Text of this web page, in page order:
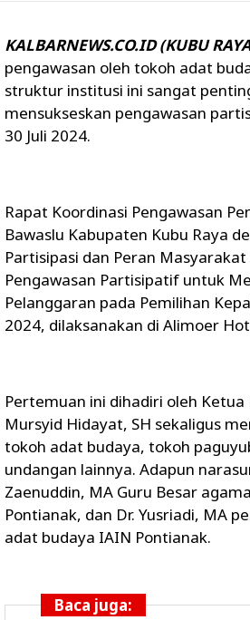
KALBARNEWS.CO.ID (KUBU
pengawasan oleh tokoh adat
struktur institusi ini sangat
mensukseskan pengawasan
30 Juli 2024.
Rapat Koordinasi Pengawasan
Bawaslu Kabupaten Kubu Raya
Partisipasi dan Peran
Pengawasan Partisipatif untuk
Pelanggaran pada Pemilihan
2024, dilaksanakan di Alimoer
Pertemuan ini dihadiri oleh Ketua
Mursyid Hidayat, SH sekaligus
tokoh adat budaya, tokoh
undangan lainnya. Adapun
Zaenuddin, MA Guru Besar
Pontianak, dan Dr. Yusriadi, MA
adat budaya IAIN Pontianak.
Baca juga: